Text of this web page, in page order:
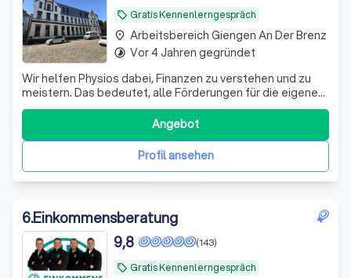
local_offer Gratis Kennenlerngespräch
Wir helfen Physios dabei, Finanzen zu verstehen und zu
meistern. Das bedeutet, alle Förderungen für die eigene
Vorsorge und Absicherung richtig zu nutzen.
Profil ansehen
Angebot
place Arbeitsbereich Giengen An Der Brenz
timelapse Vor 4 Jahren gegründet
6.Einkommensberatung
local_offer Gratis Kennenlerngespräch
(143)
9,8